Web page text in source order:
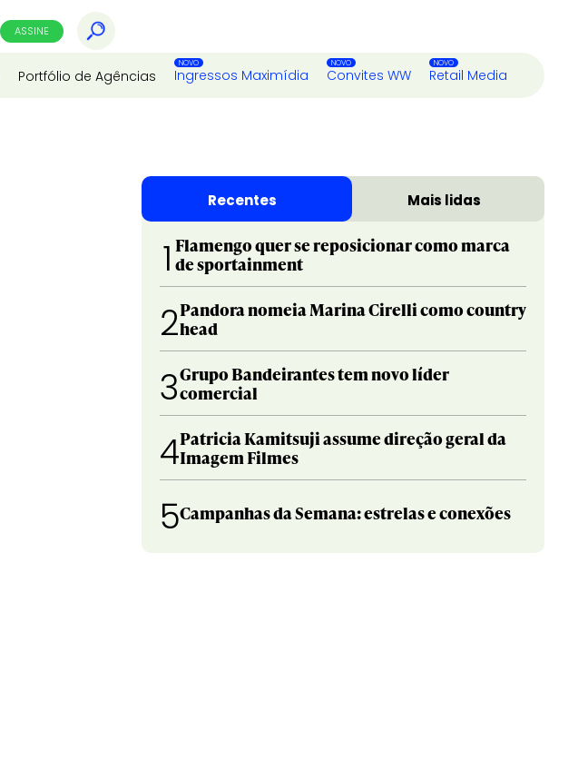
ASSINE
Portfólio de Agências Ingressos Maximídia Convites WW Retail Media
Recentes Mais lidas
1 Flamengo quer se reposicionar como marca
de sportainment
2Pandora nomeia Marina Cirelli como country
head
3Grupo Bandeirantes tem novo líder
comercial
4Patricia Kamitsuji assume direção geral da
Imagem Filmes
5Campanhas da Semana: estrelas e conexões